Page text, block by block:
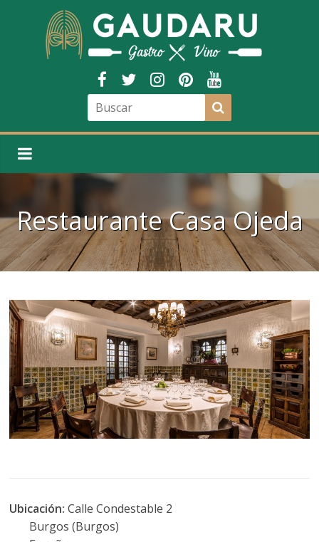
Restaurante Casa Ojeda
Ubicación:Calle Condestable 2
Burgos (Burgos)